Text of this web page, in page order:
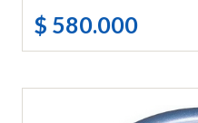
$ 580.000